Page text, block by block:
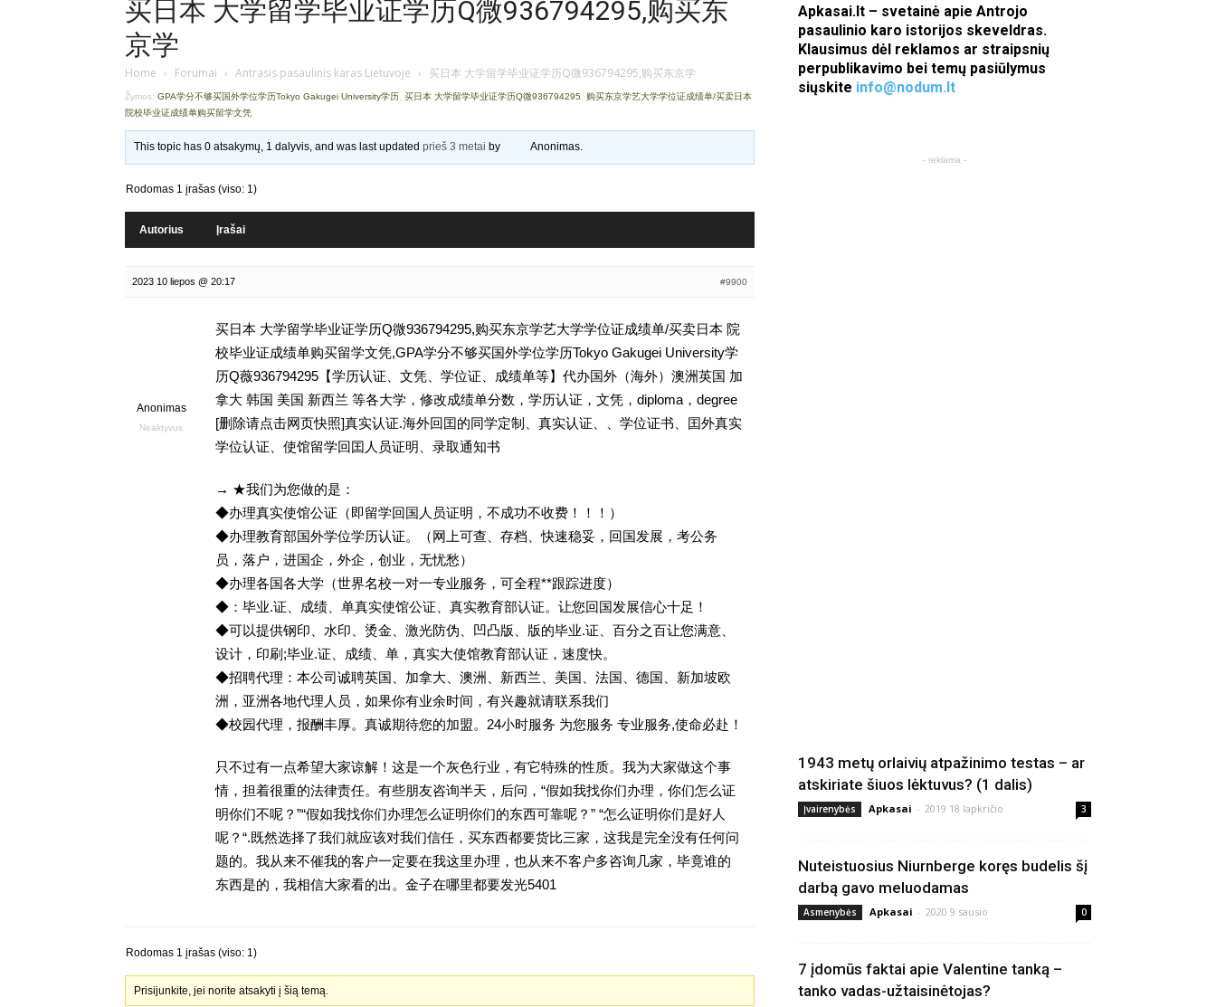
买日本 大学留学毕业证学历Q微936794295,购买东
京学
Home › Forumai › Antrasis pasaulinis karas Lietuvoje › 买日本 大学留学毕业证学历Q微936794295,购买东京学
Žymos: GPA学分不够买国外学位学历Tokyo Gakugei University学历 买日本 大学留学毕业证学历Q微936794295
购买东京学艺大学学位证成绩单/买卖日本
院校毕业证成绩单购买留学文凭
This topic has 0 atsakymų, 1 dalyvis, and was last updatedprieš 3 metai by Anonimas.
Rodomas 1 įrašas (viso: 1)
Autorius Įrašai
2023 10 liepos @ 20:17 #9900
Anonimas
Neaktyvus
买日本 大学留学毕业证学历Q微936794295,购买东京学艺大学学位证成绩单/买卖日本 院
校毕业证成绩单购买留学文凭,GPA学分不够买国外学位学历Tokyo Gakugei University学
历Q薇936794295【学历认证、文凭、学位证、成绩单等】代办国外（海外）澳洲英国 加
拿大 韩国 美国 新西兰 等各大学，修改成绩单分数，学历认证，文凭，diploma，degree
[删除请点击网页快照]真实认证.海外回囯的同学定制、真实认证、、学位证书、囯外真实
学位认证、使馆留学回囯人员证明、录取通知书
→ ★我们为您做的是：
◆办理真实使馆公证（即留学回国人员证明，不成功不收费！！！）
◆办理教育部国外学位学历认证。（网上可查、存档、快速稳妥，回国发展，考公务
员，落户，进国企，外企，创业，无忧愁）
◆办理各国各大学（世界名校一对一专业服务，可全程**跟踪进度）
◆：毕业.证、成绩、单真实使馆公证、真实教育部认证。让您回国发展信心十足！
◆可以提供钢印、水印、烫金、激光防伪、凹凸版、版的毕业.证、百分之百让您满意、
设计，印刷;毕业.证、成绩、单，真实大使馆教育部认证，速度快。
◆招聘代理：本公司诚聘英国、加拿大、澳洲、新西兰、美国、法国、德国、新加坡欧
洲，亚洲各地代理人员，如果你有业余时间，有兴趣就请联系我们
◆校园代理，报酬丰厚。真诚期待您的加盟。24小时服务 为您服务 专业服务,使命必赴！
只不过有一点希望大家谅解！这是一个灰色行业，有它特殊的性质。我为大家做这个事
情，担着很重的法律责任。有些朋友咨询半天，后问，“假如我找你们办理，你们怎么证
明你们不呢？”“假如我找你们办理怎么证明你们的东西可靠呢？” “怎么证明你们是好人
呢？“.既然选择了我们就应该对我们信任，买东西都要货比三家，这我是完全没有任何问
题的。我从来不催我的客户一定要在我这里办理，也从来不客户多咨询几家，毕竟谁的
东西是的，我相信大家看的出。金子在哪里都要发光5401
Rodomas 1 įrašas (viso: 1)
Prisijunkite, jei norite atsakyti į šią temą.
Apkasai.lt – svetainė apie Antrojo
pasaulinio karo istorijos skeveldras.
Klausimus dėl reklamos ar straipsnių
perpublikavimo bei temų pasiūlymus
siųskite info@nodum.lt
- reklama -
1943 metų orlaivių atpažinimo testas – ar
atskiriate šiuos lėktuvus? (1 dalis)
Įvairenybės Apkasai - 2019 18 lapkričio 3
Nuteistuosius Niurnberge koręs budelis šį
darbą gavo meluodamas
Asmenybės Apkasai - 2020 9 sausio 0
7 įdomūs faktai apie Valentine tanką –
tanko vadas-užtaisinėtojas?